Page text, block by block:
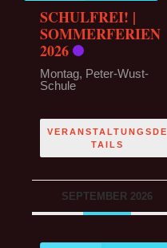
SCHULFREI! |
SOMMERFERIEN
2026
Montag, Peter-Wust-
Schule
VERANSTALTUNGSDE
TAILS
SEPTEMBER 2026